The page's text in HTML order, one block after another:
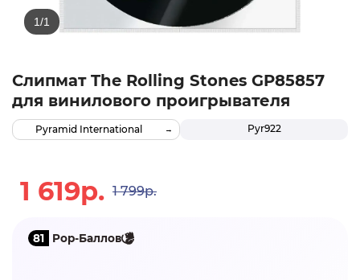
Слипмат The Rolling Stones GP85857
для винилового проигрывателя
Pyr922
Pyramid International
1 619р. 1 799р.
81 Pop-Баллов